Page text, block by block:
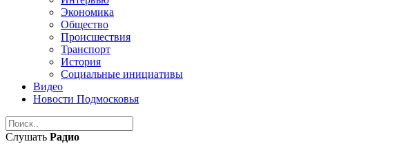
Экономика
Общество
Происшествия
Транспорт
История
Социальные инициативы
Видео
Новости Подмосковья
Слушать Радио